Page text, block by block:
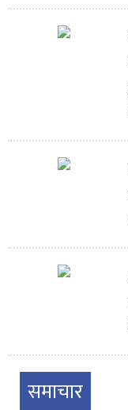
समाचार